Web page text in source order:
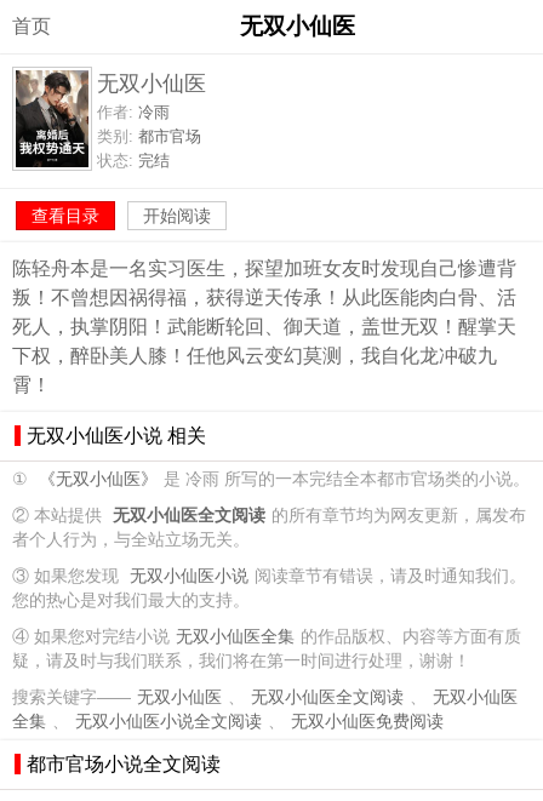
首页 无双小仙医
无双小仙医
作者: 冷雨
类别: 都市官场
状态: 完结
查看目录 开始阅读
陈轻舟本是一名实习医生，探望加班女友时发现自己惨遭背
叛！不曾想因祸得福，获得逆天传承！从此医能肉白骨、活
死人，执掌阴阳！武能断轮回、御天道，盖世无双！醒掌天
下权，醉卧美人膝！任他风云变幻莫测，我自化龙冲破九
霄！
无双小仙医小说 相关
① 《无双小仙医》
是 冷雨 所写的一本完结全本都市官场类的小说。
② 本站提供 无双小仙医全文阅读 的所有章节均为网友更新，属发布
者个人行为，与全站立场无关。
③ 如果您发现 无双小仙医小说 阅读章节有错误，请及时通知我们。
您的热心是对我们最大的支持。
④ 如果您对完结小说 无双小仙医全集 的作品版权、内容等方面有质
疑，请及时与我们联系，我们将在第一时间进行处理，谢谢！
搜索关键字—— 无双小仙医 、 无双小仙医全文阅读 、
无双小仙医
全集 、 无双小仙医小说全文阅读 、 无双小仙医免费阅读
都市官场小说全文阅读